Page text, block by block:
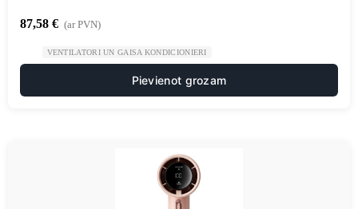
87,58 € (ar PVN)
VENTILATORI UN GAISA KONDICIONIERI
Pievienot grozam